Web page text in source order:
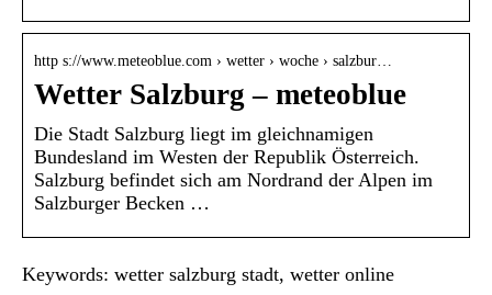
http s://www.meteoblue.com › wetter › woche › salzbur…
Wetter Salzburg – meteoblue
Die Stadt Salzburg liegt im gleichnamigen
Bundesland im Westen der Republik Österreich.
Salzburg befindet sich am Nordrand der Alpen im
Salzburger Becken …
Keywords: wetter salzburg stadt, wetter online